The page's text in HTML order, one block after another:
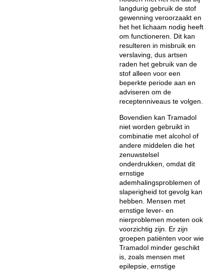
langdurig gebruik de stof
gewenning veroorzaakt en
het het lichaam nodig heeft
om functioneren. Dit kan
resulteren in misbruik en
verslaving, dus artsen
raden het gebruik van de
stof alleen voor een
beperkte periode aan en
adviseren om de
receptenniveaus te volgen.
Bovendien kan Tramadol
niet worden gebruikt in
combinatie met alcohol of
andere middelen die het
zenuwstelsel
onderdrukken, omdat dit
ernstige
ademhalingsproblemen of
slaperigheid tot gevolg kan
hebben. Mensen met
ernstige lever- en
nierproblemen moeten ook
voorzichtig zijn. Er zijn
groepen patiënten voor wie
Tramadol minder geschikt
is, zoals mensen met
epilepsie, ernstige